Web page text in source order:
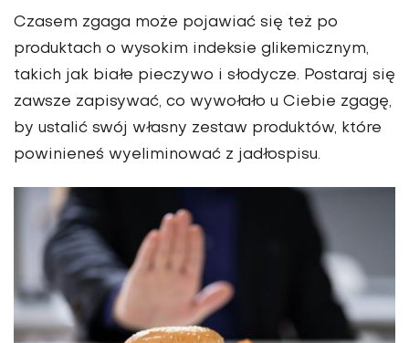
Czasem zgaga może pojawiać się też po
produktach o wysokim indeksie glikemicznym,
takich jak białe pieczywo i słodycze. Postaraj się
zawsze zapisywać, co wywołało u Ciebie zgagę,
by ustalić swój własny zestaw produktów, które
powinieneś wyeliminować z jadłospisu.